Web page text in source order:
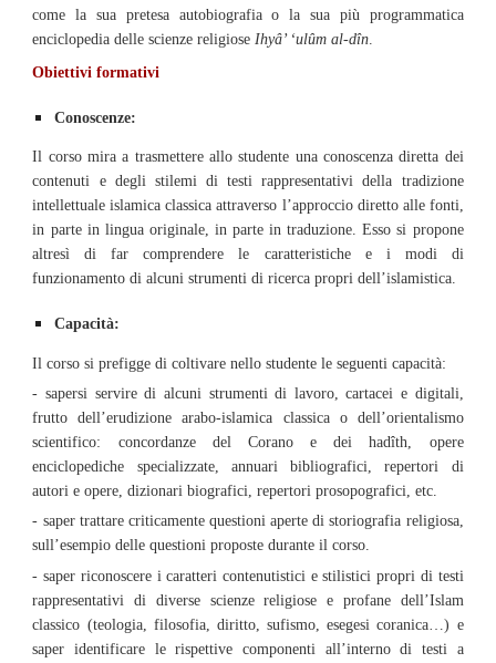
come la sua pretesa autobiografia o la sua più programmatica
enciclopedia delle scienze religioseIhyâ’ ‘ulûm al-dîn.
Obiettivi formativi
Conoscenze:
Il corso mira a trasmettere allo studente una conoscenza diretta dei
contenuti e degli stilemi di testi rappresentativi della tradizione
intellettuale islamica classica attraverso l’approccio diretto alle fonti,
in parte in lingua originale, in parte in traduzione. Esso si propone
altresì di far comprendere le caratteristiche e i modi di
funzionamento di alcuni strumenti di ricerca propri dell’islamistica.
Capacità:
Il corso si prefigge di coltivare nello studente le seguenti capacità:
- sapersi servire di alcuni strumenti di lavoro, cartacei e digitali,
frutto dell’erudizione arabo-islamica classica o dell’orientalismo
scientifico: concordanze del Corano e dei hadîth, opere
enciclopediche specializzate, annuari bibliografici, repertori di
autori e opere, dizionari biografici, repertori prosopografici, etc.
- saper trattare criticamente questioni aperte di storiografia religiosa,
sull’esempio delle questioni proposte durante il corso.
- saper riconoscere i caratteri contenutistici e stilistici propri di testi
rappresentativi di diverse scienze religiose e profane dell’Islam
classico (teologia, filosofia, diritto, sufismo, esegesi coranica…) e
saper identificare le rispettive componenti all’interno di testi a